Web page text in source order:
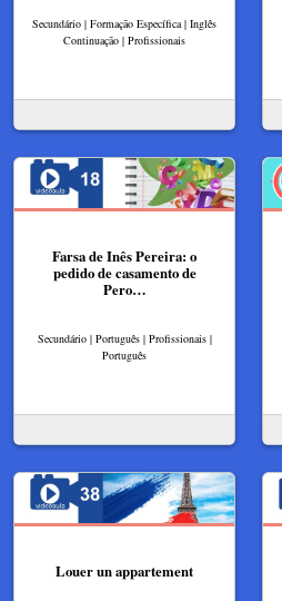
Secundário | Formação Específica | Inglês
Continuação | Profissionais
Farsa de Inês Pereira: o
pedido de casamento de
Pero…
Secundário | Português | Profissionais |
Português
Louer un appartement